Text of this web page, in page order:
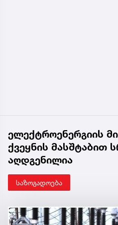
ელექტროენერგიის
ქვეყნის მასშტაბით
აღდგენილია
საზოგადოება